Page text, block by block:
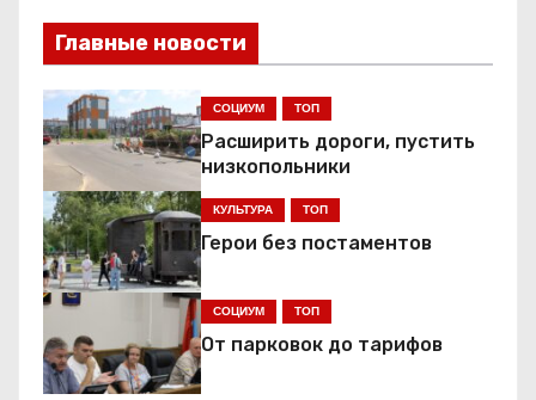
и
г
а
ц
и
я
п
о
Главные новости
СОЦИУМ ТОП
Расширить дороги, пустить
низкопольники
КУЛЬТУРА ТОП
Герои без постаментов
СОЦИУМ ТОП
От парковок до тарифов